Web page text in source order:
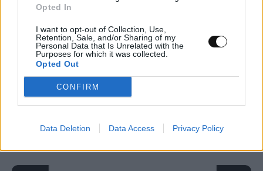
Opted In
I want to opt-out of Collection, Use,
Retention, Sale, and/or Sharing of my
Personal Data that Is Unrelated with the
Purposes for which it was collected.
Opted Out
CONFIRM
Data Deletion Data Access Privacy Policy
Κουίζ: Πόσο καλά θυμάσαι την ελληνική
μυθολογία; Μπορείς να απαντήσεις σωστά
και στις 3 ερωτήσεις;
21:00, 05/08/2026